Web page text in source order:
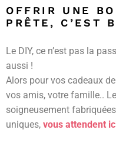
OFFRIR UNE
PRÊTE, C’EST
Le DIY, ce n’est pas la
aussi !
Alors pour vos cadeaux
vos amis, votre famille..
soigneusement
uniques, vous attendent